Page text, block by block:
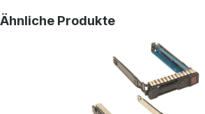
Produktgalerie überspringen
Ähnliche Produkte